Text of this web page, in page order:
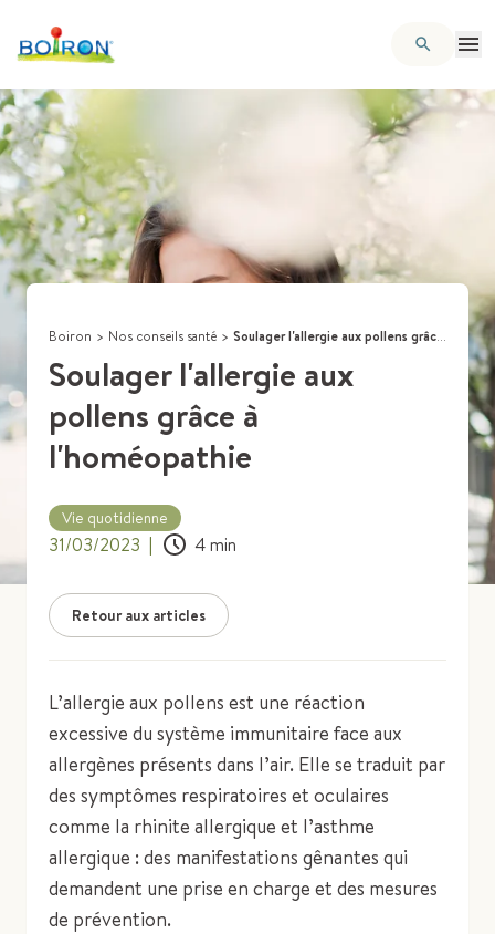
Boiron > Nos conseils santé > Soulager l'allergie aux pollens grâce à l'homéopathie
Soulager l'allergie aux
pollens grâce à
l'homéopathie
Vie quotidienne
31/03/2023 | 4min
Retour aux articles
L’allergie aux pollens est une réaction
excessive du système immunitaire face aux
allergènes présents dans l’air. Elle se traduit par
des symptômes respiratoires et oculaires
comme la rhinite allergique et l’asthme
allergique : des manifestations gênantes qui
demandent une prise en charge et des mesures
de prévention.